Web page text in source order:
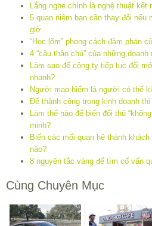
Lắng nghe chính là nghệ thuật kết
5 quan niệm bạn cần thay đổi nếu
giờ
“Học lõm” phong cách đàm phán
4 “câu thần chú” của những doanh
Làm sao để công ty tiếp tục đổi
nhanh?
Người mạo hiểm là người có thể
Để thành công trong kinh doanh
Làm thế nào để biến đối thủ
minh?
Biến các mối quan hệ thành
nào?
8 nguyên tắc vàng để tìm cố vấn
Cùng Chuyên Mục